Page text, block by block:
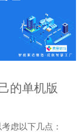
的单机版
虑以下几点：